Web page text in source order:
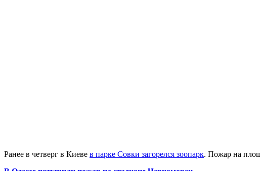
Ранее в четверг в Киеве в парке Совки загорелся зоопарк. Пожар на